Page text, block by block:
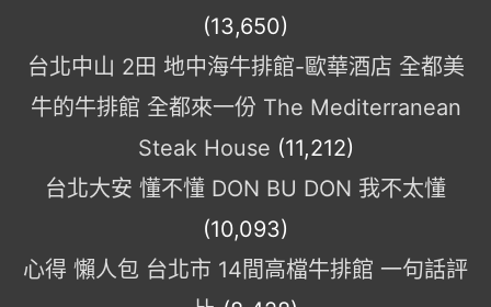
(13,650)
台北中山 2田 地中海牛排館-歐華酒店 全都美
牛的牛排館 全都來一份 The Mediterranean
Steak House (11,212)
台北大安 懂不懂 DON BU DON 我不太懂
(10,093)
心得 懶人包 台北市 14間高檔牛排館 一句話評